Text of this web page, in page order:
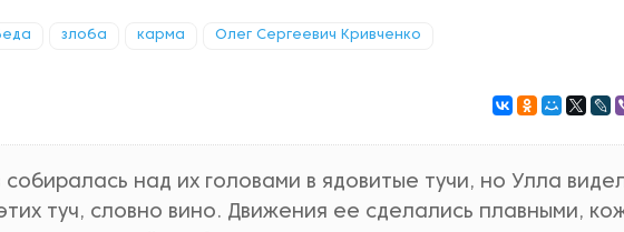
злоба карма Олег Сергеевич Кривченко
собиралась над их головами в ядовитые тучи, но Улла
туч, словно вино. Движения ее сделались плавными,